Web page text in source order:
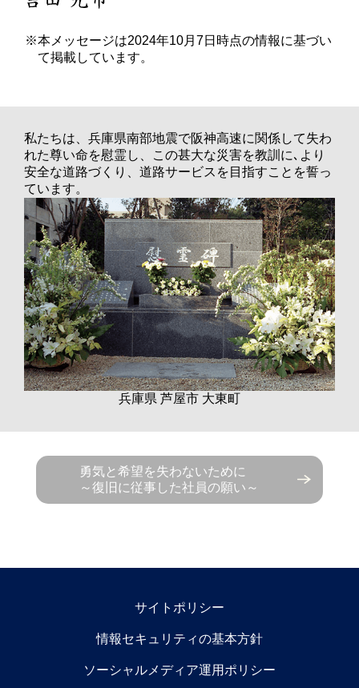
本メッセージは2024年10月7日時点の情報に基づい
て掲載しています。
私たちは、兵庫県南部地震で阪神高速に関係して失わ
れた尊い命を慰霊し、この甚大な災害を教訓に､より
安全な道路づくり、道路サービスを目指すことを誓っ
ています。
兵庫県 芦屋市 大東町
勇気と希望を失わないために
～復旧に従事した社員の願い～
サイトポリシー
情報セキュリティの基本方針
ソーシャルメディア運用ポリシー